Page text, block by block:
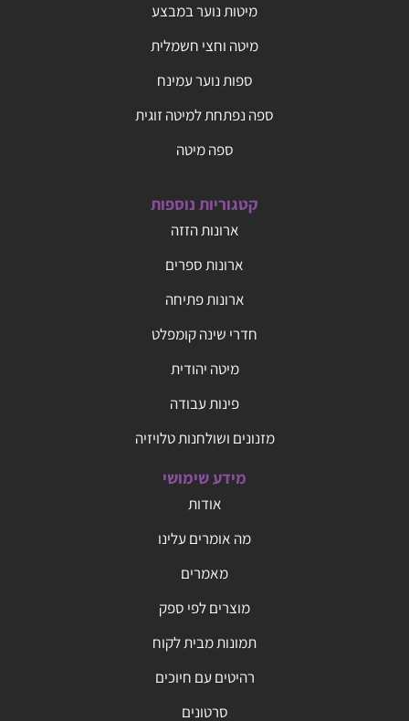
מיטות נוער במבצע
מיטה וחצי חשמלית
ספות נוער עמינח
ספה נפתחת למיטה זוגית
ספה מיטה
קטגוריות נוספות
ארונות הזזה
ארונות ספרים
ארונות פתיחה
חדרי שינה קומפלט
מיטה יהודית
פינות עבודה
מזנונים ושולחנות טלויזיה
מידע שימושי
אודות
מה אומרים עלינו
מאמרים
מוצרים לפי ספק
תמונות מבית לקוח
רהיטים עם חיוכים
סרטונים